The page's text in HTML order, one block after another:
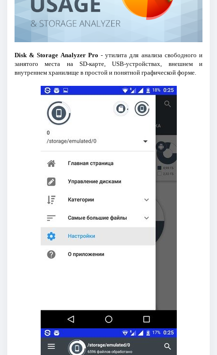
Disk & Storage Analyzer Pro - утилита для анализа свободного и
занятого места на SD-карте, USB-устройствах, внешнем и
внутреннем хранилище в простой и понятной графической форме.